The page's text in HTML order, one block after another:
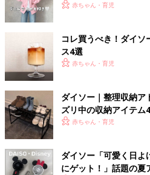
赤ちゃん・育児
コレ買うべき！ダイ
ス4選
赤ちゃん・育児
ダイソー｜整理収納ア
ズリ中の収納アイテム
赤ちゃん・育児
ダイソー「可愛く日よ
にゲット！」話題の夏